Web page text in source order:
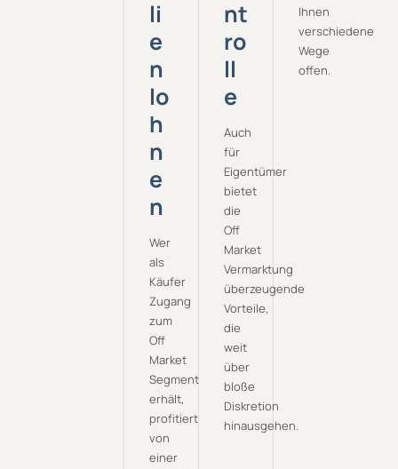
li
e
n
lo
h
n
e
n
Wer
als
Käufer
Zugang
zum
Off
Market
Segment
erhält,
profitiert
von
einer
nt
ro
ll
e
Auch
für
Eigentümer
bietet
die
Off
Market
Vermarktung
überzeugende
Vorteile,
die
weit
über
bloße
Diskretion
hinausgehen.
Ihnen
verschiedene
Wege
offen.